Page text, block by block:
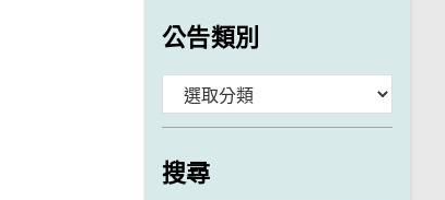
公告類別
類
搜尋